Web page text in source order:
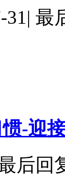
31 | 最
-迎
后回